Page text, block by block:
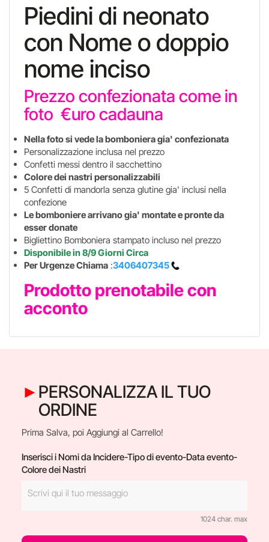
Piedini di neonato
con Nome o doppio
nome inciso
Prezzo confezionata come in
foto €uro cadauna
Nella foto si vede la bomboniera gia' confezionata
Personalizzazione inclusa nel prezzo
Confetti messi dentro il sacchettino
Colore dei nastri personalizzabili
5 Confetti di mandorla senza glutine gia' inclusi nella
confezione
Le bomboniere arrivano gia' montate e pronte da
esser donate
Bigliettino Bomboniera stampato incluso nel prezzo
Disponibile in 8/9 Giorni Circa
Per Urgenze Chiama :3406407345
Prodotto prenotabile con
acconto
PERSONALIZZA IL TUO
ORDINE
Prima Salva, poi Aggiungi al Carrello!
Inserisci i Nomi da Incidere-Tipo di evento-Data evento-
Colore dei Nastri
1024 char. max